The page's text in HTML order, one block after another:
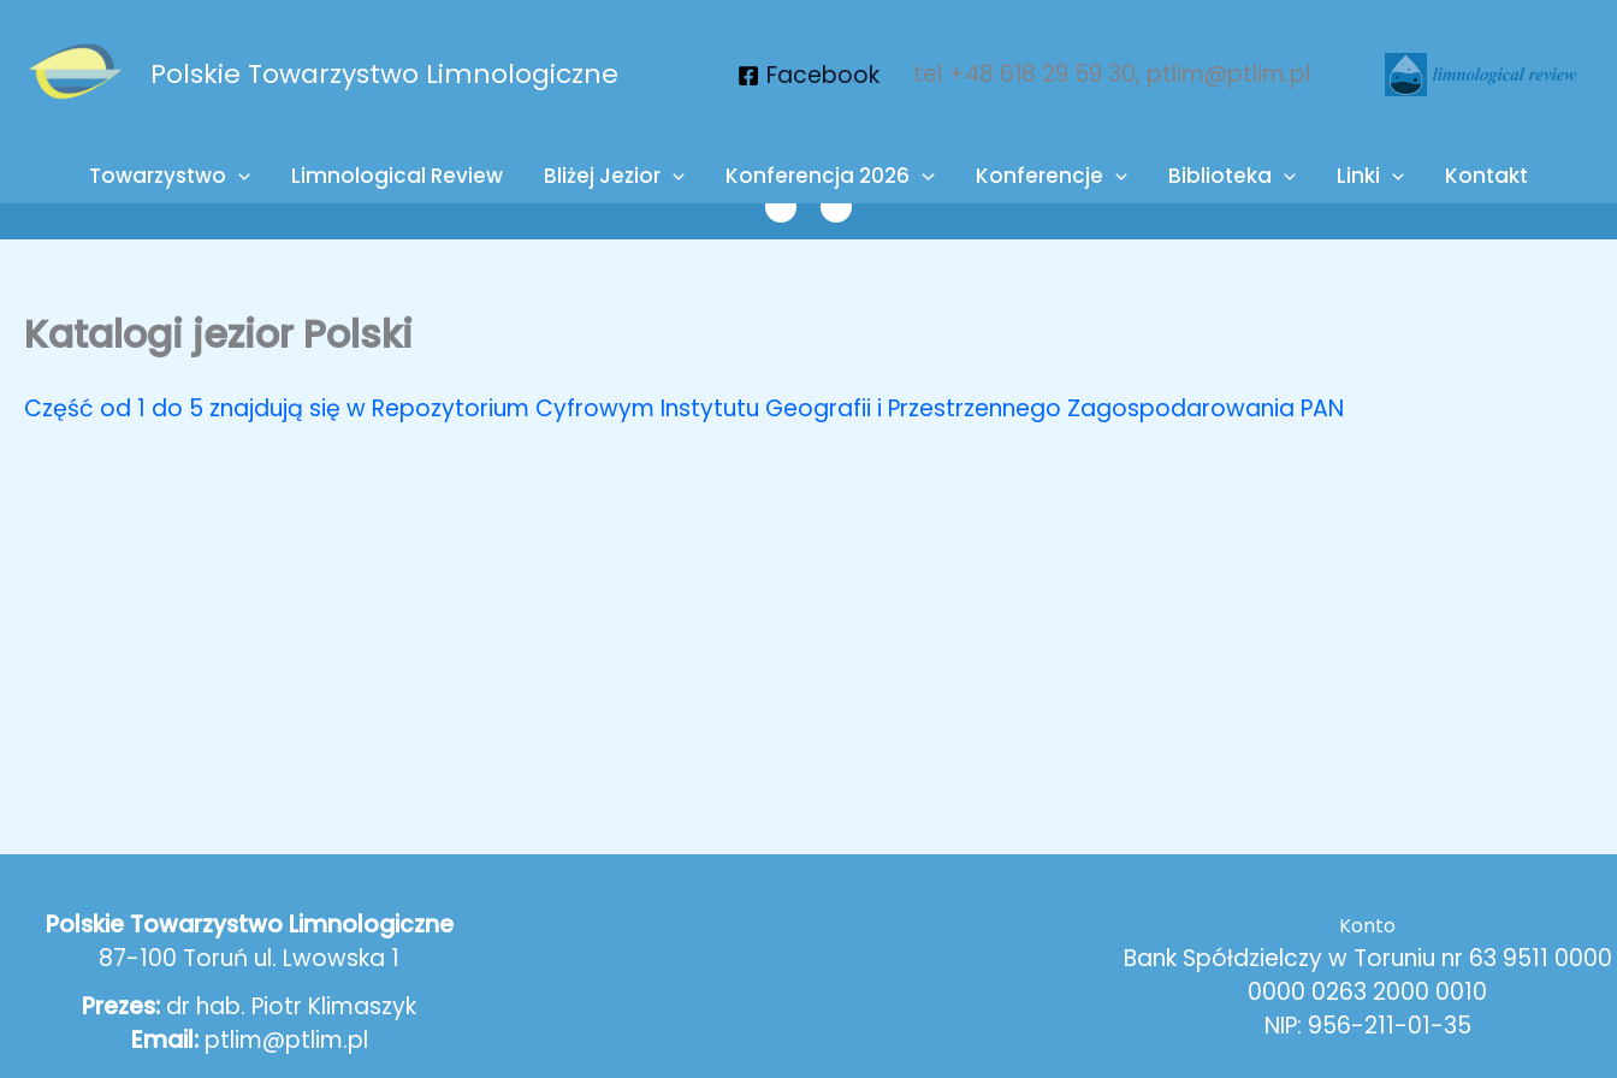
treści
Polskie Towarzystwo Limnologiczne Facebook tel +48 618 29 59 30, ptlim@ptlim.pl
Towarzystwo Limnological Review Bliżej Jezior Konferencja 2026 Konferencje Biblioteka Linki Kontakt
Katalogi jezior Polski
Część od 1 do 5 znajdują się w Repozytorium Cyfrowym Instytutu Geografii i Przestrzennego Zagospodarowania PAN
Polskie Towarzystwo Limnologiczne
87-100 Toruń ul. Lwowska 1
Prezes: dr hab. Piotr Klimaszyk
Email:ptlim@ptlim.pl
Konto
Bank Spółdzielczy w Toruniu nr 63 9511 0000
0000 0263 2000 0010
NIP: 956-211-01-35